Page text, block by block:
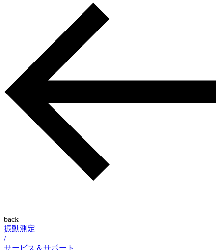
back
振動測定
/
サービス＆サポート